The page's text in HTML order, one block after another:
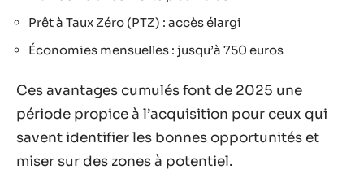
Prêt à Taux Zéro (PTZ) : accès élargi
Économies mensuelles : jusqu’à 750 euros
Ces avantages cumulés font de 2025 une
période propice à l’acquisition pour ceux qui
savent identifier les bonnes opportunités et
miser sur des zones à potentiel.